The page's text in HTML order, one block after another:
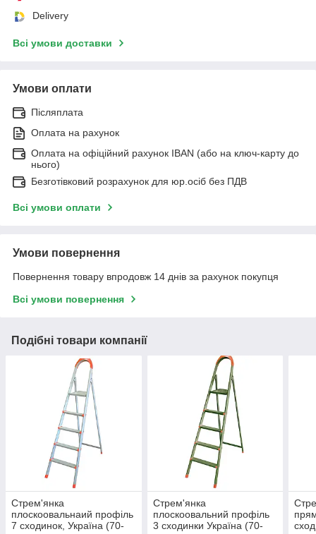
Delivery
Всі умови доставки
Умови оплати
Післяплата
Оплата на рахунок
Оплата на офіційний рахунок IBAN (або на ключ-карту до
нього)
Безготівковий розрахунок для юр.осіб без ПДВ
Всі умови оплати
Умови повернення
Повернення товару впродовж 14 днів за рахунок покупця
Всі умови повернення
Подібні товари компанії
Стрем'янка
плоскоовальнаий профіль
7 сходинок, Україна (70-
Стрем'янка
плоскоовальний профіль
3 сходинки Україна (70-